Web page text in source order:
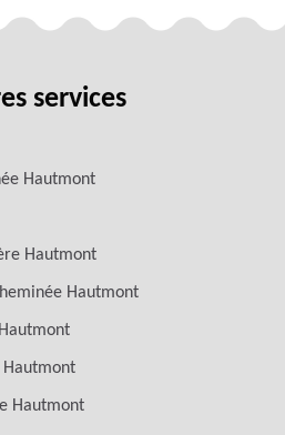
services
Hautmont
Hautmont
Hautmont
Hautmont
Hautmont